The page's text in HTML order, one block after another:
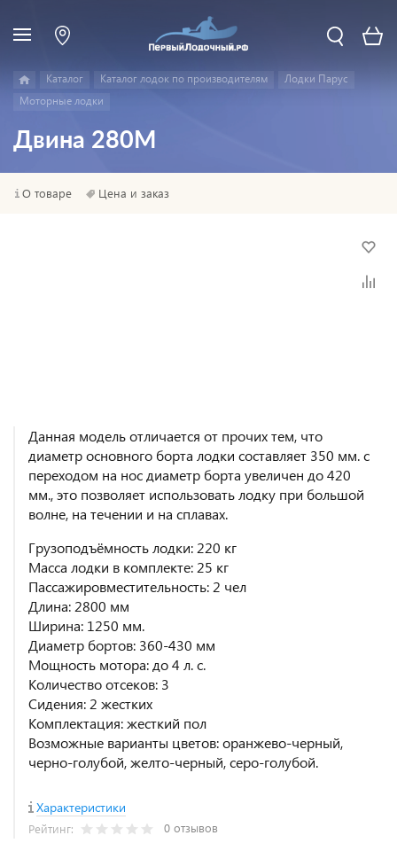
Каталог Каталог лодок по производителям
Лодки Парус
Моторные лодки
Двина 280М
О товаре Цена и заказ
Данная модель отличается от прочих тем, что
диаметр основного борта лодки составляет 350 мм. с
переходом на нос диаметр борта увеличен до 420
мм., это позволяет использовать лодку при большой
волне, на течении и на сплавах.
Грузоподъёмность лодки: 220 кг
Масса лодки в комплекте: 25 кг
Пассажировместительность: 2 чел
Длина: 2800 мм
Ширина: 1250 мм.
Диаметр бортов: 360-430 мм
Мощность мотора: до 4 л. с.
Количество отсеков: 3
Сидения: 2 жестких
Комплектация: жесткий пол
Возможные варианты цветов: оранжево-черный,
черно-голубой, желто-черный, серо-голубой.
Характеристики
Рейтинг: 0 отзывов